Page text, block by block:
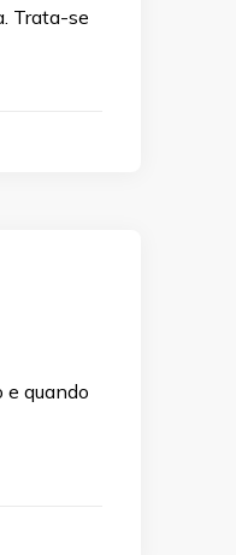
Trata-se
e quando